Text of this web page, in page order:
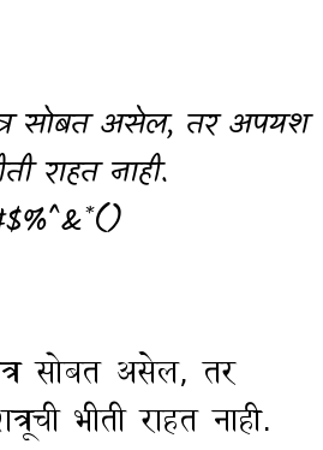
सोबत असेल, तर अपयश
राहत नाही.
सोबत असेल, तर
भीती राहत नाही.